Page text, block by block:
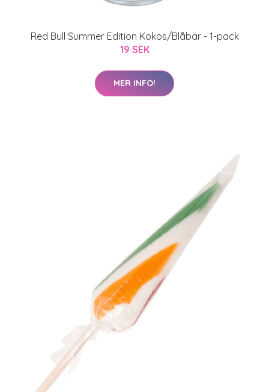
Red Bull Summer Edition Kokos/Blåbär - 1-pack
19 SEK
MER INFO!